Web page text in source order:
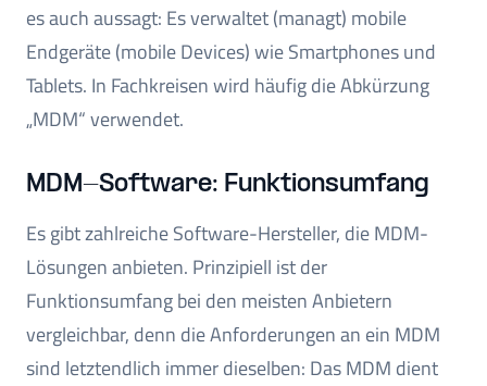
es auch aussagt: Es verwaltet (managt) mobile
Endgeräte (mobile Devices) wie Smartphones und
Tablets. In Fachkreisen wird häufig die Abkürzung
„MDM“ verwendet.
MDM-Software: Funktionsumfang
Es gibt zahlreiche Software-Hersteller, die MDM-
Lösungen anbieten. Prinzipiell ist der
Funktionsumfang bei den meisten Anbietern
vergleichbar, denn die Anforderungen an ein MDM
sind letztendlich immer dieselben: Das MDM dient